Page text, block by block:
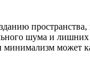
шума и
может